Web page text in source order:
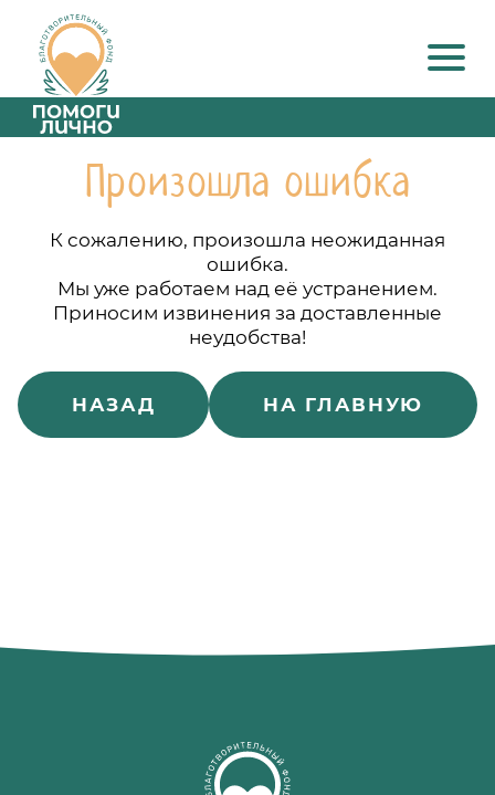
Произошла ошибка
К сожалению, произошла неожиданная
ошибка.
Мы уже работаем над её устранением.
Приносим извинения за доставленные
неудобства!
НАЗАД НА ГЛАВНУЮ